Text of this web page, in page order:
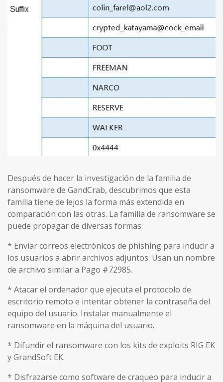
Después de hacer la investigación de la familia de
ransomware de GandCrab, descubrimos que esta
familia tiene de lejos la forma más extendida en
comparación con las otras. La familia de ransomware se
puede propagar de diversas formas:
* Enviar correos electrónicos de phishing para inducir a
los usuarios a abrir archivos adjuntos. Usan un nombre
de archivo similar a Pago #72985.
* Atacar el ordenador que ejecuta el protocolo de
escritorio remoto e intentar obtener la contraseña del
equipo del usuario. Instalar manualmente el
ransomware en la máquina del usuario.
* Difundir el ransomware con los kits de exploits RIG EK
y GrandSoft EK.
* Disfrazarse como software de craqueo para inducir a